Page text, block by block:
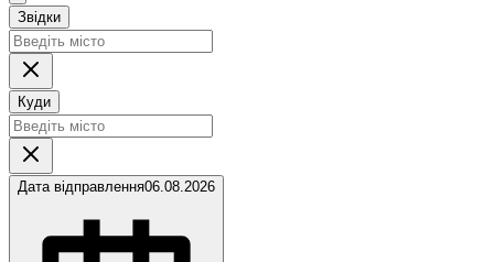
Звідки
Куди
Дата відправлення06.08.2026